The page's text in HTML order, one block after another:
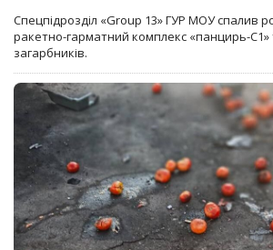
Спецпідрозділ «Group 13» ГУР МОУ спалив
ракетно-гарматний комплекс «панцирь-С1»
загарбників.